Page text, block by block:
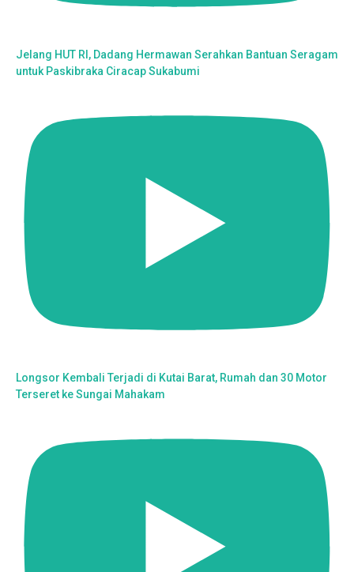
Jelang HUT RI, Dadang Hermawan Serahkan Bantuan Seragam
untuk Paskibraka Ciracap Sukabumi
Longsor Kembali Terjadi di Kutai Barat, Rumah dan 30 Motor
Terseret ke Sungai Mahakam